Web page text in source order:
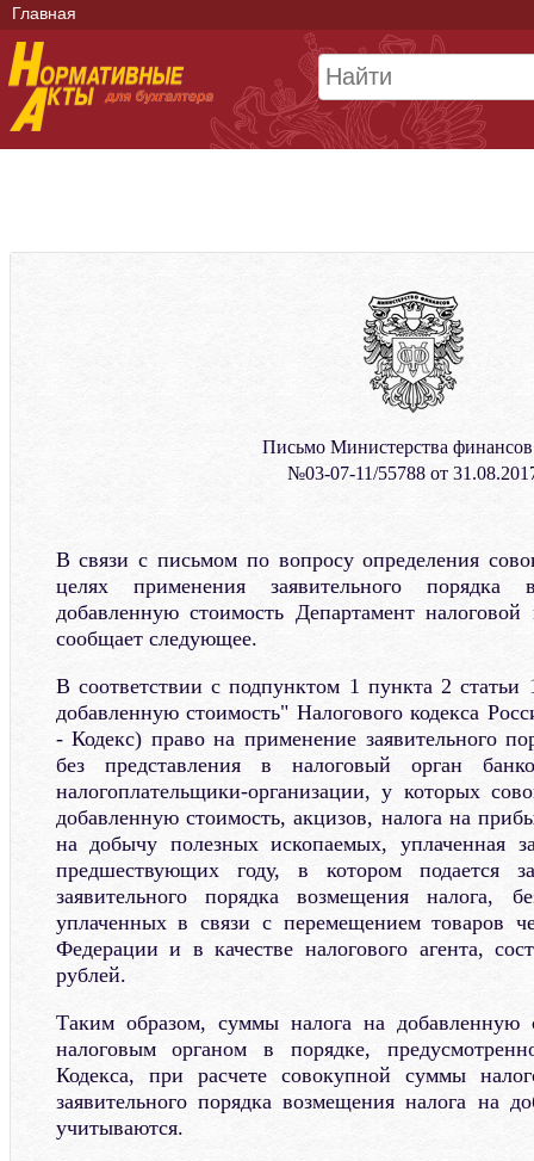
Главная
Письмо Министерства
№03-07-11/55788 от
В связи с письмом по вопросу определения
целях применения заявительного порядка
добавленную стоимость Департамент
сообщает следующее.
В соответствии с подпунктом 1 пункта 2
добавленную стоимость" Налогового кодекса
- Кодекс) право на применение заявительного
без представления в налоговый орган
налогоплательщики-организации, у которых
добавленную стоимость, акцизов, налога на
на добычу полезных ископаемых, уплаченная
предшествующих году, в котором подается
заявительного порядка возмещения налога,
уплаченных в связи с перемещением товаров
Федерации и в качестве налогового агента,
рублей.
Таким образом, суммы налога на добавленную
налоговым органом в порядке,
Кодекса, при расчете совокупной суммы
заявительного порядка возмещения налога на
учитываются.